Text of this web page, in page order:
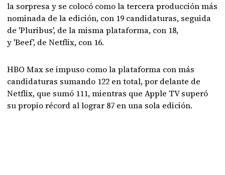
la sorpresa y se colocó como la tercera producción más
nominada de la edición, con 19 candidaturas, seguida
de 'Pluribus', de la misma plataforma, con 18,
y 'Beef', de Netflix, con 16.
HBO Max se impuso como la plataforma con más
candidaturas sumando 122 en total, por delante de
Netflix, que sumó 111, mientras que Apple TV superó
su propio récord al lograr 87 en una sola edición.